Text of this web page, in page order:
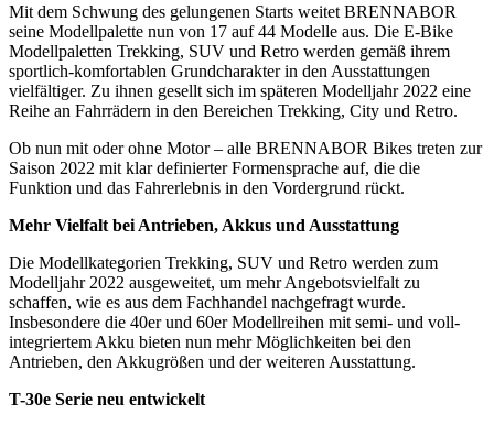
Mit dem Schwung des gelungenen Starts weitet BRENNABOR
seine Modellpalette nun von 17 auf 44 Modelle aus. Die E-Bike
Modellpaletten Trekking, SUV und Retro werden gemäß ihrem
sportlich-komfortablen Grundcharakter in den Ausstattungen
vielfältiger. Zu ihnen gesellt sich im späteren Modelljahr 2022 eine
Reihe an Fahrrädern in den Bereichen Trekking, City und Retro.
Ob nun mit oder ohne Motor – alle BRENNABOR Bikes treten zur
Saison 2022 mit klar definierter Formensprache auf, die die
Funktion und das Fahrerlebnis in den Vordergrund rückt.
Mehr Vielfalt bei Antrieben, Akkus und Ausstattung
Die Modellkategorien Trekking, SUV und Retro werden zum
Modelljahr 2022 ausgeweitet, um mehr Angebotsvielfalt zu
schaffen, wie es aus dem Fachhandel nachgefragt wurde.
Insbesondere die 40er und 60er Modellreihen mit semi- und voll-
integriertem Akku bieten nun mehr Möglichkeiten bei den
Antrieben, den Akkugrößen und der weiteren Ausstattung.
T-30e Serie neu entwickelt